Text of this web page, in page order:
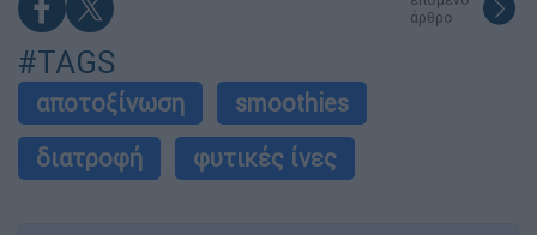
άρθρο
#TAGS
αποτοξίνωση
smoothies
διατροφή
φυτικές ίνες